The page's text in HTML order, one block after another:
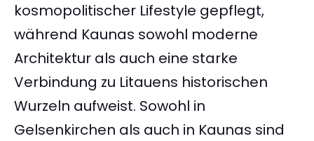
kosmopolitischer Lifestyle gepflegt,
während Kaunas sowohl moderne
Architektur als auch eine starke
Verbindung zu Litauens historischen
Wurzeln aufweist. Sowohl in
Gelsenkirchen als auch in Kaunas sind